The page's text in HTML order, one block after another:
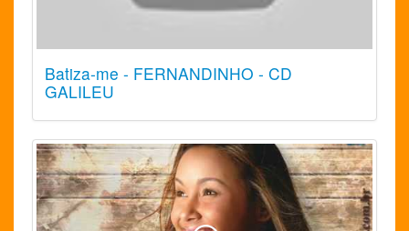
Batiza-me - FERNANDINHO - CD
GALILEU